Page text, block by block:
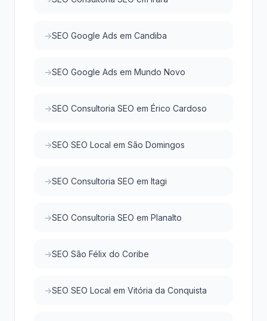
SEO Google Ads em Candiba
SEO Google Ads em Mundo Novo
SEO Consultoria SEO em Érico Cardoso
SEO SEO Local em São Domingos
SEO Consultoria SEO em Itagi
SEO Consultoria SEO em Planalto
SEO São Félix do Coribe
SEO SEO Local em Vitória da Conquista